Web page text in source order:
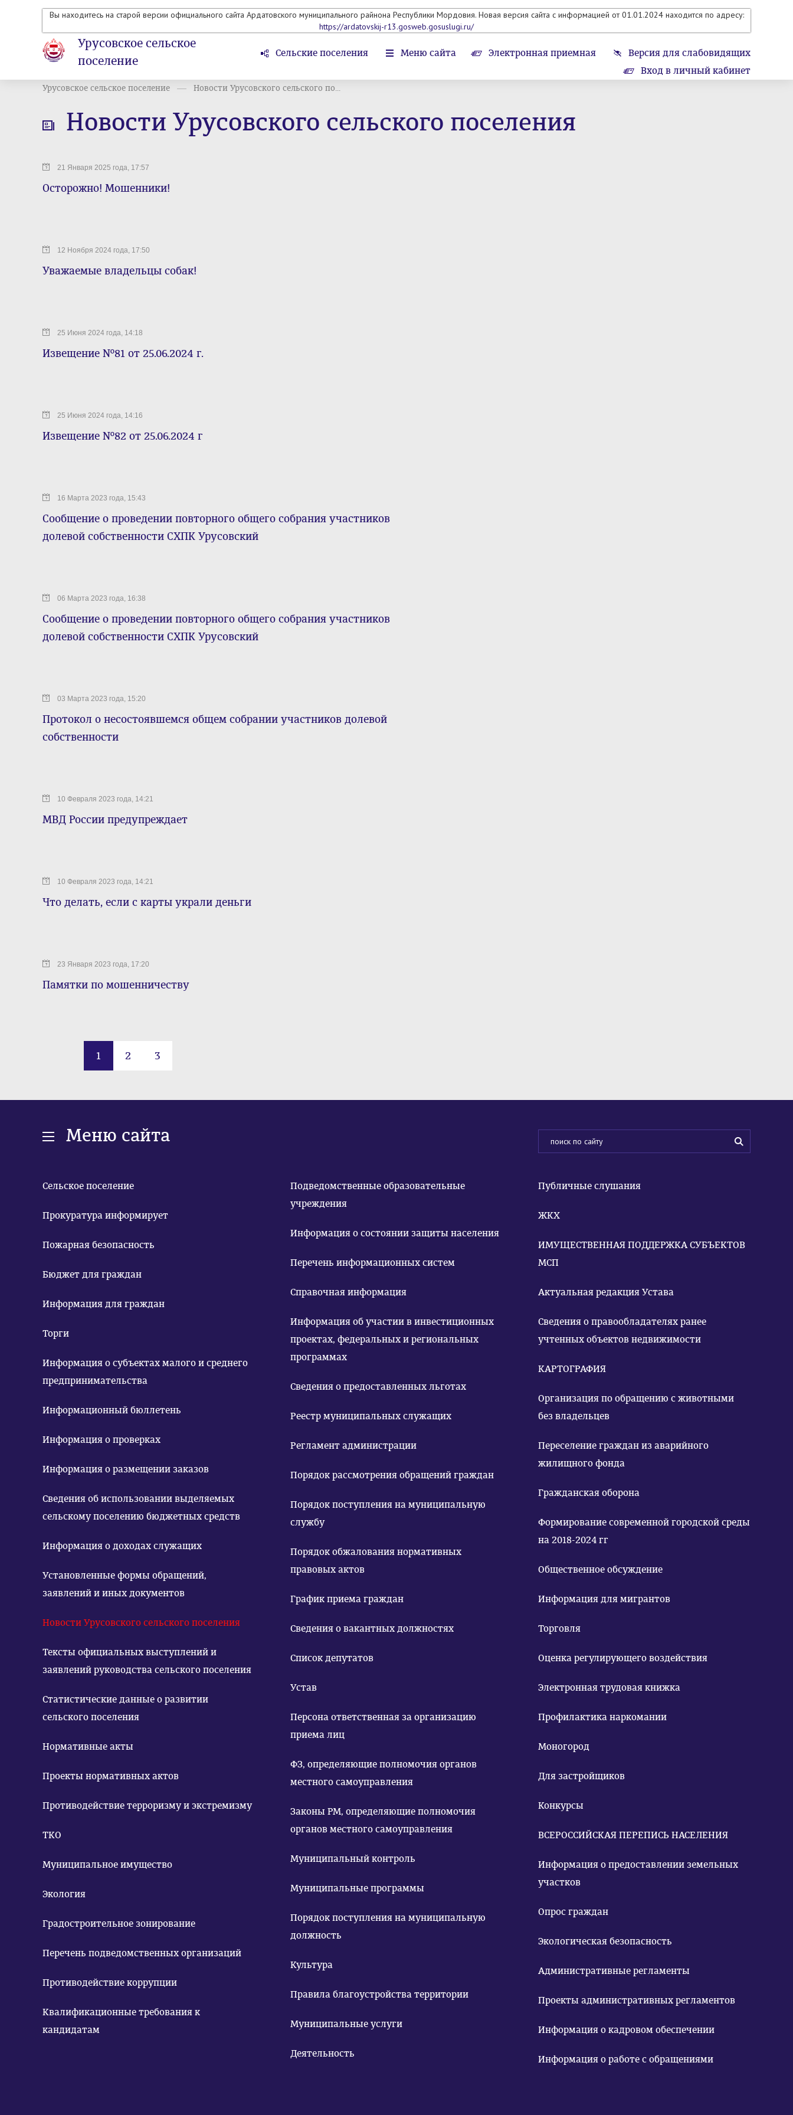
Вы находитесь на старой версии официального сайта Ардатовского муниципального райнона Республики Мордовия. Новая версия сайта с информацией от 01.01.2024 находится по адресу:
https://ardatovskij-r13.gosweb.gosuslugi.ru/
Урусовское сельское
поселение
Сельские поселения Меню сайта Электронная приемная
Версия для слабовидящих
Вход в личный кабинет
Урусовское сельское поселение Новости Урусовского сельского по...
Новости Урусовского сельского поселения
21 Января 2025 года, 17:57
Осторожно! Мошенники!
12 Ноября 2024 года, 17:50
Уважаемые владельцы собак!
25 Июня 2024 года, 14:18
Извещение №81 от 25.06.2024 г.
25 Июня 2024 года, 14:16
Извещение №82 от 25.06.2024 г
16 Марта 2023 года, 15:43
Сообщение о проведении повторного общего собрания участников
долевой собственности СХПК Урусовский
06 Марта 2023 года, 16:38
Сообщение о проведении повторного общего собрания участников
долевой собственности СХПК Урусовский
03 Марта 2023 года, 15:20
Протокол о несостоявшемся общем собрании участников долевой
собственности
10 Февраля 2023 года, 14:21
МВД России предупреждает
10 Февраля 2023 года, 14:21
Что делать, если с карты украли деньги
23 Января 2023 года, 17:20
Памятки по мошенничеству
1 2 3
Меню сайта
Сельское поселение
Прокуратура информирует
Пожарная безопасность
Бюджет для граждан
Информация для граждан
Торги
Информация о субъектах малого и среднего
предпринимательства
Информационный бюллетень
Информация о проверках
Информация о размещении заказов
Сведения об использовании выделяемых
сельскому поселению бюджетных средств
Информация о доходах служащих
Установленные формы обращений,
заявлений и иных документов
Новости Урусовского сельского поселения
Тексты официальных выступлений и
заявлений руководства сельского поселения
Статистические данные о развитии
сельского поселения
Нормативные акты
Проекты нормативных актов
Противодействие терроризму и экстремизму
ТКО
Муниципальное имущество
Экология
Градостроительное зонирование
Перечень подведомственных организаций
Противодействие коррупции
Квалификационные требования к
кандидатам
Подведомственные образовательные
учреждения
Информация о состоянии защиты населения
Перечень информационных систем
Справочная информация
Информация об участии в инвестиционных
проектах, федеральных и региональных
программах
Сведения о предоставленных льготах
Реестр муниципальных служащих
Регламент администрации
Порядок рассмотрения обращений граждан
Порядок поступления на муниципальную
службу
Порядок обжалования нормативных
правовых актов
График приема граждан
Сведения о вакантных должностях
Список депутатов
Устав
Персона ответственная за организацию
приема лиц
ФЗ, определяющие полномочия органов
местного самоуправления
Законы РМ, определяющие полномочия
органов местного самоуправления
Муниципальный контроль
Муниципальные программы
Порядок поступления на муниципальную
должность
Культура
Правила благоустройства территории
Муниципальные услуги
Деятельность
Публичные слушания
ЖКХ
ИМУЩЕСТВЕННАЯ ПОДДЕРЖКА СУБЪЕКТОВ
МСП
Актуальная редакция Устава
Сведения о правообладателях ранее
учтенных объектов недвижимости
КАРТОГРАФИЯ
Организация по обращению с животными
без владельцев
Переселение граждан из аварийного
жилищного фонда
Гражданская оборона
Формирование современной городской среды
на 2018-2024 гг
Общественное обсуждение
Информация для мигрантов
Торговля
Оценка регулирующего воздействия
Электронная трудовая книжка
Профилактика наркомании
Моногород
Для застройщиков
Конкурсы
ВСЕРОССИЙСКАЯ ПЕРЕПИСЬ НАСЕЛЕНИЯ
Информация о предоставлении земельных
участков
Опрос граждан
Экологическая безопасность
Административные регламенты
Проекты административных регламентов
Информация о кадровом обеспечении
Информация о работе с обращениями